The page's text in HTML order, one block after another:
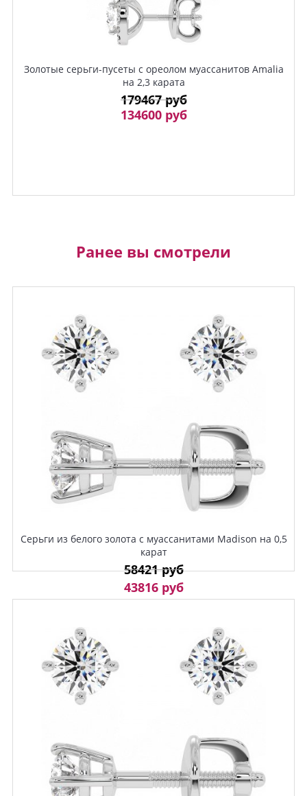
Золотые серьги-пусеты с ореолом муассанитов Amalia
на 2,3 карата
179467 руб
134600 руб
Ранее вы смотрели
Серьги из белого золота с муассанитами Madison на 0,5
карат
58421 руб
43816 руб